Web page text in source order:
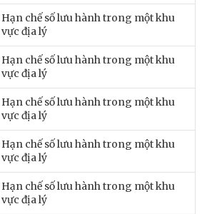
Hạn chế số lưu hành trong một khu
vực địa lý
Hạn chế số lưu hành trong một khu
vực địa lý
Hạn chế số lưu hành trong một khu
vực địa lý
Hạn chế số lưu hành trong một khu
vực địa lý
Hạn chế số lưu hành trong một khu
vực địa lý